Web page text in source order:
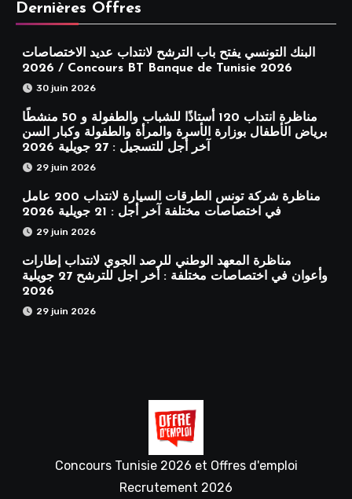
Dernières Offres
البنك التونسي يفتح باب الترشح لانتداب عديد الاختصاصات
2026 / Concours BT Banque de Tunisie 2026
30 juin 2026
مناظرة انتداب 120 أستاذًا للشباب والطفولة و 50 منشطًا
برياض الأطفال بوزارة الأسرة والمرأة والطفولة وكبار السن
آخر أجل للتسجيل : 27 جويلية 2026
29 juin 2026
مناظرة شركة تونس الطرقات السيارة لانتداب 200 عامل
في اختصاصات مختلفة آخر أجل : 21 جويلية 2026
29 juin 2026
مناظرة المعهد الوطني للرصد الجوي لانتداب إطارات
وأعوان في اختصاصات مختلفة : أخر اجل للترشح 27 جويلية
2026
29 juin 2026
Concours Tunisie 2026 et Offres d'emploi
Recrutement 2026